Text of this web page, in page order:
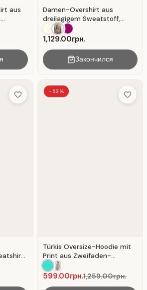
aus
Damen-Overshirt aus
dreilagigem Sweatstoff,
Farbe Mokka. Mokka
1,129.00грн.
Закончился
Add to Wish List
-52%
Add to
Türkis Oversize-Hoodie mit
Print aus Zweifaden-
Sweatshirtstoff.
599.00грн.1,259.00грн.